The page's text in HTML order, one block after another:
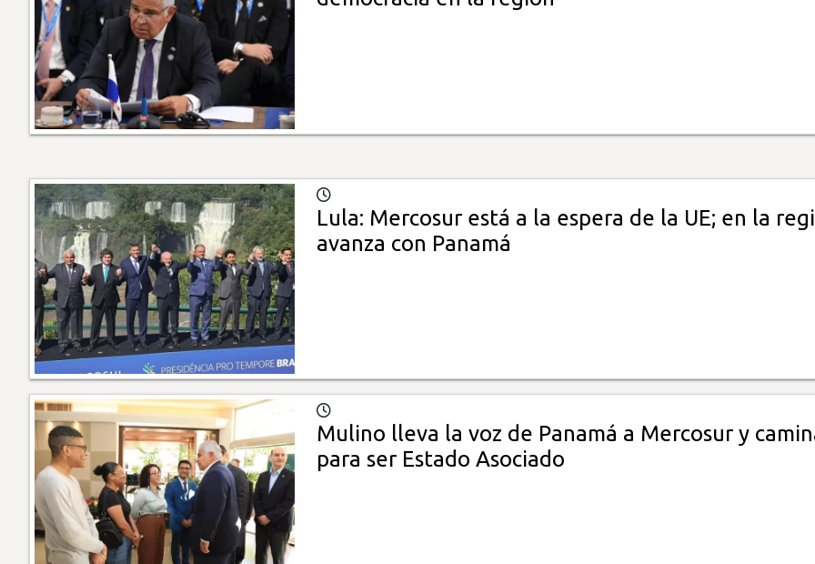
Lula: Mercosur está a la espera de la UE; en la
avanza con Panamá
Mulino lleva la voz de Panamá a Mercosur y
para ser Estado Asociado